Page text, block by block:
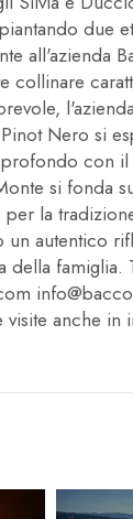
due
all'azienda
collinare
Nero si
con il
si fonda
per la
autentico
della famiglia.
anche in